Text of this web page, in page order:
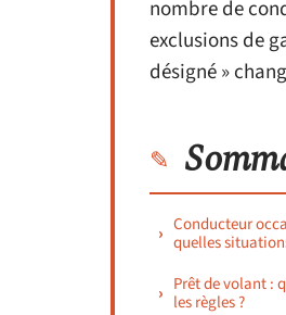
nombre de
exclusions de
désigné »
Conducteur
quelles
Prêt de volant :
les règles ?